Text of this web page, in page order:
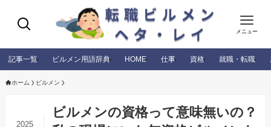
メニュー
記事一覧 ビルメン用語辞典 HOME 仕事 資格 就職・転職
ホーム ビルメン
ビルメンの資格って意味無いの？
2025